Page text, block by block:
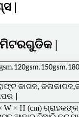
|
|
କାଗଜ, କଳାକାଗଜ,
|
W × H (cm)